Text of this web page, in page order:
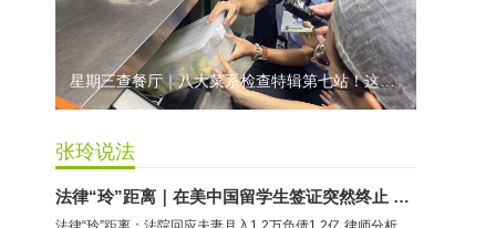
龅牙兔儿童情商训练营：商家承诺退费未履行
预付式消费退款难 深圳市消委会公开谴责力美健华联店
元宵佳节，发生了“甜蜜的烦恼”该怎么办？星期三查餐厅｜八大菜系检查特辑第七站！这家米其林一星人气闽菜餐厅后厨干净吗？
张玲说法
法律“玲”距离｜在美中国留学生签证突然终止 在美华人律师果断出手并给出建议